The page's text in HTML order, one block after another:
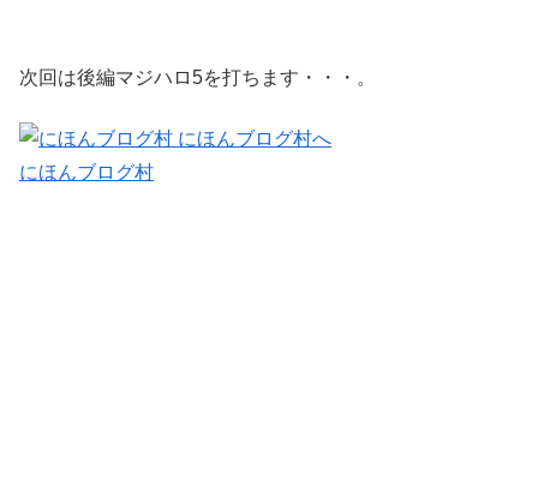
次回は後編マジハロ5を打ちます・・・。
にほんブログ村